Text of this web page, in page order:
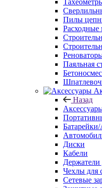
Пилы
Расходные
Паяльная
Назад
Диски
Кабели
Держатели
Чехлы для
Сетевые